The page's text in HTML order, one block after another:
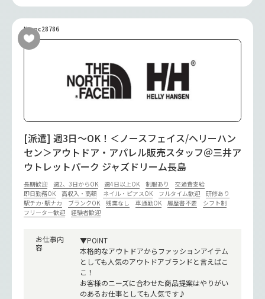
No.oc28786
[派遣] 週3日～OK！＜ノースフェイス/ヘリーハン
セン＞アウトドア・アパレル販売スタッフ＠三井ア
ウトレットパーク ジャズドリーム長島
長期歓迎 週2、3日からOK 週4日以上OK 制服あり
交通費支給
即日勤務OK
高収入・高額 ネイル・ピアスOK フルタイム歓迎
研修あり
駅チカ･駅ナカ
ブランクOK 残業なし 車通勤OK 履歴書不要
シフト制
フリーター歓迎
経験者歓迎
お仕事内
容
▼POINT
本格的なアウトドアからファッションアイテム
としても人気のアウトドアブランドと言えばこ
こ！
お客様のニーズに合わせた商品提案はやりがい
のあるお仕事としても人気です♪